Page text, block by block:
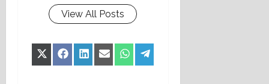
View All Posts
Share
X
Share
Facebook
Share
LinkedIn
Share
EmailShare
WhatsApp
Share
Telegram